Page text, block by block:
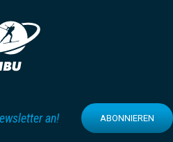
an! ABONNIEREN